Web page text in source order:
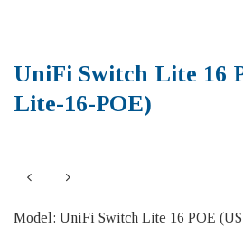
UniFi Switch Lite 16
Lite-16-POE)
Model: UniFi Switch Lite 16 POE